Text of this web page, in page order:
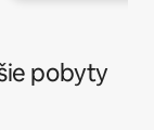
pobyty